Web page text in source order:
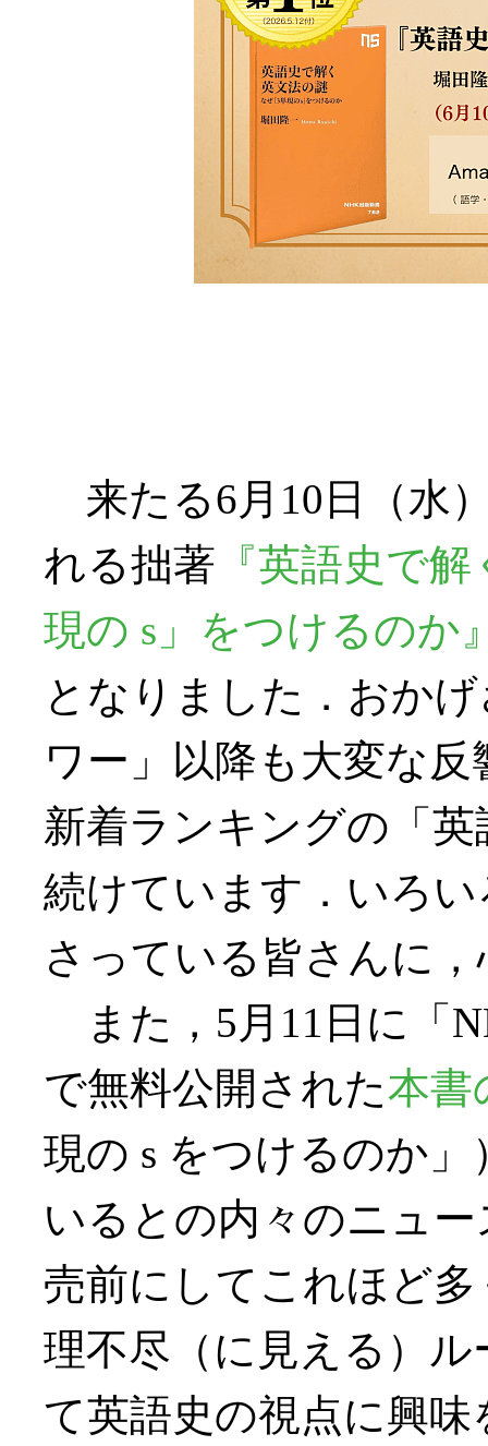
来たる6月10日（水
れる拙著 『英語史で
現の s」をつけるのか
となりました．おか
ワー」以降も大変な
新着ランキングの「
続けています．いろ
さっている皆さんに
また，5月11日に「
で無料公開された本書
現の s をつけるのか
いるとの内々のニュ
売前にしてこれほど
理不尽（に見える）
て英語史の視点に興